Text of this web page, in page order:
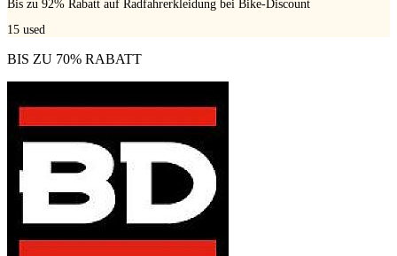
Bis zu 92% Rabatt auf Radfahrerkleidung bei Bike-Discount
15 used
BIS ZU 70% RABATT